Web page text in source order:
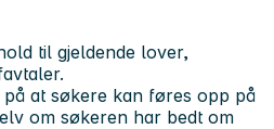
til gjeldende lover,
at søkere kan føres opp på
om søkeren har bedt om